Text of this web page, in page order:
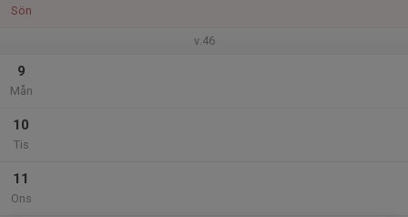
Sön
v.46
9
Mån
10
Tis
11
Ons